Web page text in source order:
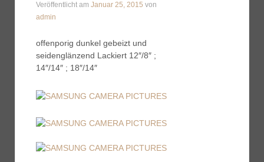
Veröffentlicht am Januar 25, 2015 von
admin
offenporig dunkel gebeizt und
seidenglänzend Lackiert 12″/8″ ;
14″/14″ ; 18″/14″